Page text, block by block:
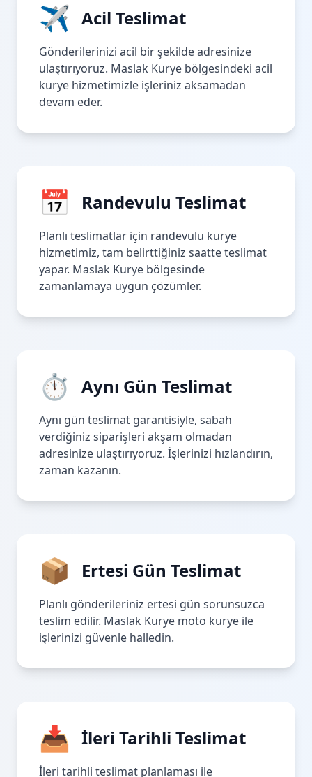
✈ Acil Teslimat
Gönderilerinizi acil bir şekilde adresinize
ulaştırıyoruz. Maslak Kurye bölgesindeki acil
kurye hizmetimizle işleriniz aksamadan
devam eder.
📅 Randevulu Teslimat
Planlı teslimatlar için randevulu kurye
hizmetimiz, tam belirttiğiniz saatte teslimat
yapar. Maslak Kurye bölgesinde
zamanlamaya uygun çözümler.
⏱ Aynı Gün Teslimat
Aynı gün teslimat garantisiyle, sabah
verdiğiniz siparişleri akşam olmadan
adresinize ulaştırıyoruz. İşlerinizi hızlandırın,
zaman kazanın.
📦 Ertesi Gün Teslimat
Planlı gönderileriniz ertesi gün sorunsuzca
teslim edilir. Maslak Kurye moto kurye ile
işlerinizi güvenle halledin.
📥 İleri Tarihli Teslimat
İleri tarihli teslimat planlaması ile